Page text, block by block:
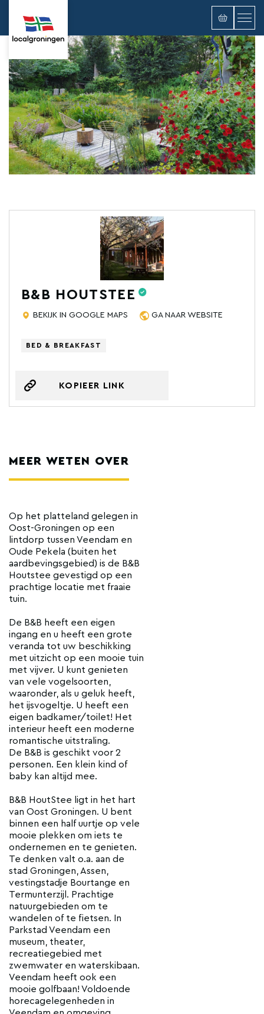
B&B HOUTSTEE
BEKIJK IN GOOGLE MAPS GA NAAR WEBSITE
BED & BREAKFAST
KOPIEER LINK
MEER WETEN OVER
Op het platteland gelegen in
Oost-Groningen op een
lintdorp tussen Veendam en
Oude Pekela (buiten het
aardbevingsgebied) is de B&B
Houtstee gevestigd op een
prachtige locatie met fraaie
tuin.
De B&B heeft een eigen
ingang en u heeft een grote
veranda tot uw beschikking
met uitzicht op een mooie tuin
met vijver. U kunt genieten
van vele vogelsoorten,
waaronder, als u geluk heeft,
het ijsvogeltje. U heeft een
eigen badkamer/toilet! Het
interieur heeft een moderne
romantische uitstraling.
De B&B is geschikt voor 2
personen. Een klein kind of
baby kan altijd mee.
B&B HoutStee ligt in het hart
van Oost Groningen. U bent
binnen een half uurtje op vele
mooie plekken om iets te
ondernemen en te genieten.
Te denken valt o.a. aan de
stad Groningen, Assen,
vestingstadje Bourtange en
Termunterzijl. Prachtige
natuurgebieden om te
wandelen of te fietsen. In
Parkstad Veendam een
museum, theater,
recreatiegebied met
zwemwater en waterskibaan.
Veendam heeft ook een
mooie golfbaan! Voldoende
horecagelegenheden in